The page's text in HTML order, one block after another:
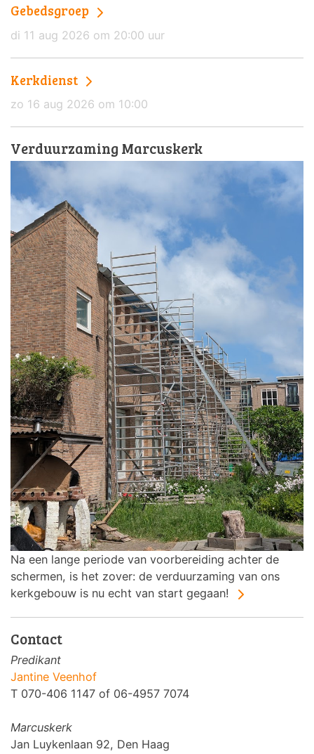
Gebedsgroep
di 11 aug 2026 om 20:00 uur
Kerkdienst
zo 16 aug 2026 om 10:00
Verduurzaming Marcuskerk
Na een lange periode van voorbereiding achter de
schermen, is het zover: de verduurzaming van ons
kerkgebouw is nu echt van start gegaan!
Contact
Predikant
Jantine Veenhof
T 070-406 1147 of 06-4957 7074
Marcuskerk
Jan Luykenlaan 92, Den Haag